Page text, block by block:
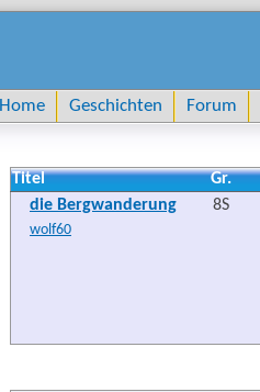
Home Geschichten Forum
Titel Gr.
die Bergwanderung
wolf60
8S